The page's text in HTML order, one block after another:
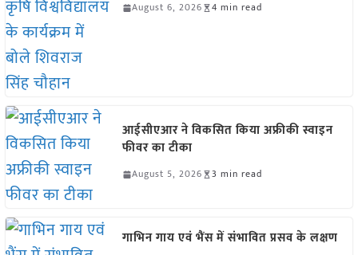
August 6, 2026 4 min read
आईसीएआर ने विकसित किया अफ्रीकी स्वाइन
फीवर का टीका
August 5, 2026 3 min read
गाभिन गाय एवं भैंस में संभावित प्रसव के लक्षण